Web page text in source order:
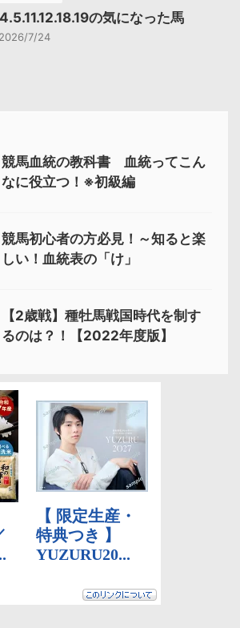
の気になった馬
2026/7/24
競馬血統の教科書 血統ってこん
なに役立つ！※初級編
競馬初心者の方必見！～知ると楽
しい！血統表の「け」
【2歳戦】種牡馬戦国時代を制す
るのは？！【2022年度版】